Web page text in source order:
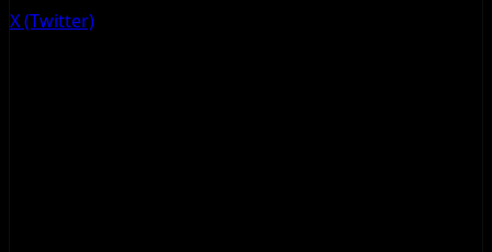
X (Twitter)